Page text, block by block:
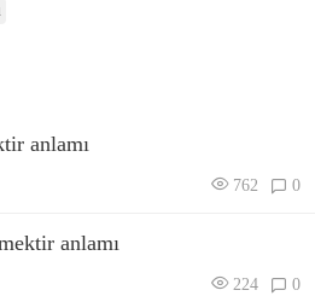
anlamı
762 0
anlamı
224 0